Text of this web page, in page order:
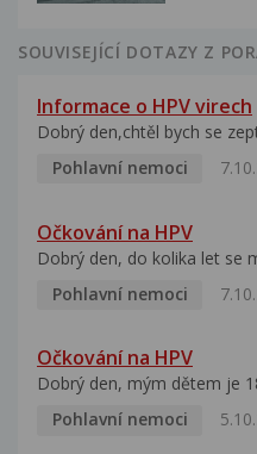
SOUVISEJÍCÍ DOTAZY Z
Informace o HPV virech
Dobrý den,chtěl bych se
Pohlavní nemoci
Očkování na HPV
Dobrý den, do kolika let se
Pohlavní nemoci
Očkování na HPV
Dobrý den, mým dětem je
Pohlavní nemoci